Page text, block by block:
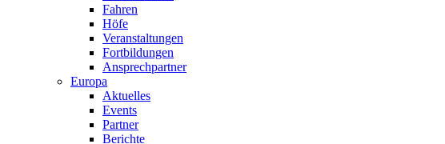
Fahren
Höfe
Veranstaltungen
Fortbildungen
Ansprechpartner
Europa
Aktuelles
Events
Partner
Berichte